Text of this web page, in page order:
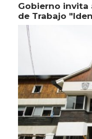
Gobierno invita
de Trabajo